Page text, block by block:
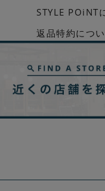
STYLE POiNT
返品特約につ